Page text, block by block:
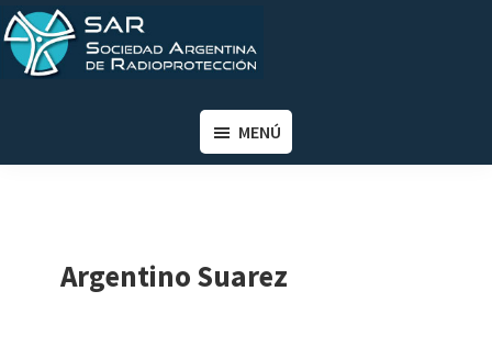
Saltar
al
contenido
Saltar
al
de
MENÚ
Argentino Suarez